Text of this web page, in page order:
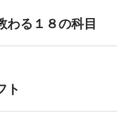
る１８の科目
ト